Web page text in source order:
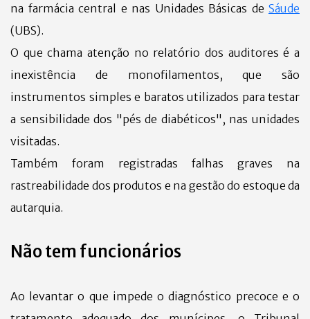
na farmácia central e nas Unidades Básicas de Sáude
(UBS).
O que chama atenção no relatório dos auditores é a
inexistência de monofilamentos, que são
instrumentos simples e baratos utilizados para testar
a sensibilidade dos "pés de diabéticos", nas unidades
visitadas.
Também foram registradas falhas graves na
rastreabilidade dos produtos e na gestão do estoque da
autarquia.
Não tem funcionários
Ao levantar o que impede o diagnóstico precoce e o